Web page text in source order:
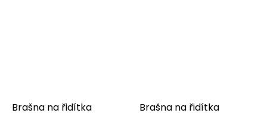
Brašna na řidítka
Brašna na řidítka